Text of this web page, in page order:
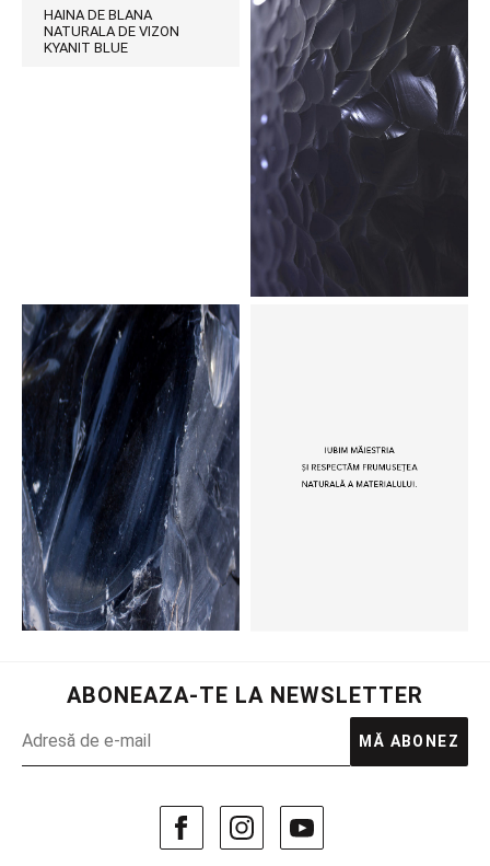
HAINA DE BLANA
NATURALA DE VIZON
KYANIT BLUE
ABONEAZA-TE LA NEWSLETTER
MĂ ABONEZ